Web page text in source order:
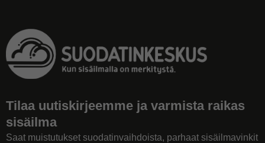
Tilaa uutiskirjeemme ja varmista raikas
sisäilma
Saat muistutukset suodatinvaihdoista, parhaat sisäilmavinkit